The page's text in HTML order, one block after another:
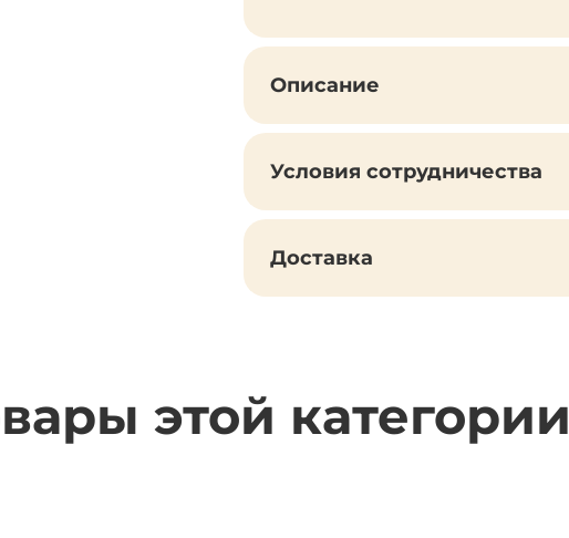
Описание
Условия сотрудничества
Доставка
этой категории